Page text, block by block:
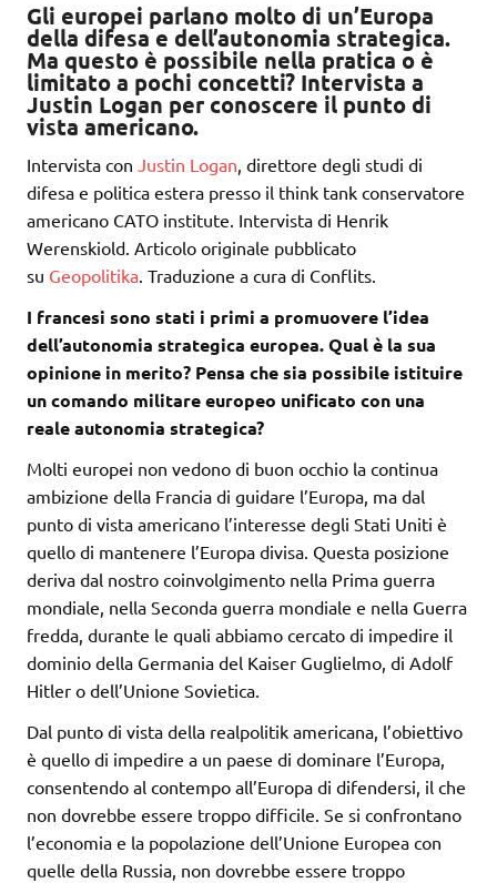
Gli europei parlano molto di un’Europa
della difesa e dell’autonomia strategica.
Ma questo è possibile nella pratica o è
limitato a pochi concetti? Intervista a
Justin Logan per conoscere il punto di
vista americano.
Intervista con Justin Logan, direttore degli studi di
difesa e politica estera presso il think tank conservatore
americano CATO institute. Intervista di Henrik
Werenskiold. Articolo originale pubblicato
su Geopolitika. Traduzione a cura di Conflits.
I francesi sono stati i primi a promuovere l’idea
dell’autonomia strategica europea. Qual è la sua
opinione in merito? Pensa che sia possibile istituire
un comando militare europeo unificato con una
reale autonomia strategica?
Molti europei non vedono di buon occhio la continua
ambizione della Francia di guidare l’Europa, ma dal
punto di vista americano l’interesse degli Stati Uniti è
quello di mantenere l’Europa divisa. Questa posizione
deriva dal nostro coinvolgimento nella Prima guerra
mondiale, nella Seconda guerra mondiale e nella Guerra
fredda, durante le quali abbiamo cercato di impedire il
dominio della Germania del Kaiser Guglielmo, di Adolf
Hitler o dell’Unione Sovietica.
Dal punto di vista della realpolitik americana, l’obiettivo
è quello di impedire a un paese di dominare l’Europa,
consentendo al contempo all’Europa di difendersi, il che
non dovrebbe essere troppo difficile. Se si confrontano
l’economia e la popolazione dell’Unione Europea con
quelle della Russia, non dovrebbe essere troppo